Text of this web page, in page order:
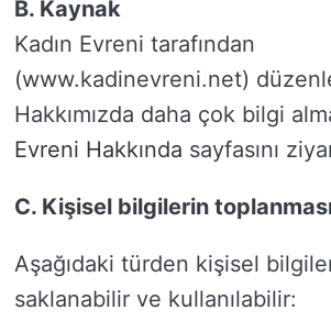
B. Kaynak
Kadın Evreni tarafından
(www.kadinevreni.net)
Hakkımızda daha çok bilgi
Evreni Hakkında sayfasını
C. Kişisel bilgilerin
Aşağıdaki türden kişisel
saklanabilir ve kullanılabilir: